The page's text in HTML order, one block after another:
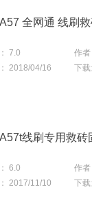
7.0 作者
2018/04/16 下载
6.0 作者
2017/11/10 下载